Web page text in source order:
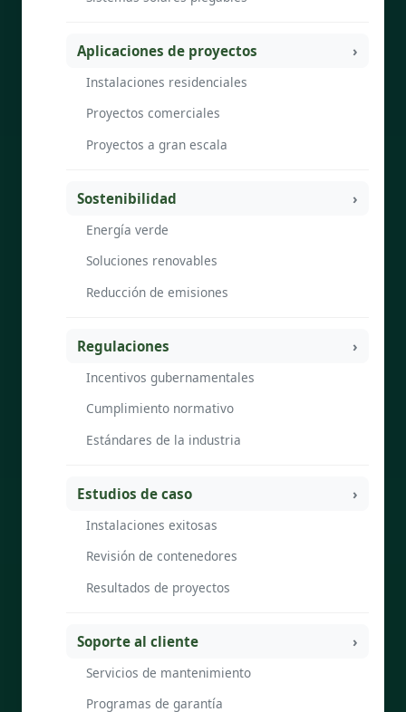
Aplicaciones de proyectos
Instalaciones residenciales
Proyectos comerciales
Proyectos a gran escala
Sostenibilidad
Energía verde
Soluciones renovables
Reducción de emisiones
Regulaciones
Incentivos gubernamentales
Cumplimiento normativo
Estándares de la industria
Estudios de caso
Instalaciones exitosas
Revisión de contenedores
Resultados de proyectos
Soporte al cliente
Servicios de mantenimiento
Programas de garantía